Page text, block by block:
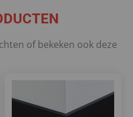
of bekeken ook deze